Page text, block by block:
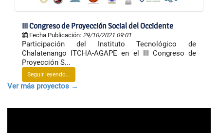
III Congreso de Proyección Social del Occidente
Fecha Publicación: 29/10/2021 09:01
Participación del Instituto Tecnológico de
Chalatenango ITCHA-AGAPE en el III Congreso de
Proyección S...
Seguir leyendo...
Ver más proyectos →